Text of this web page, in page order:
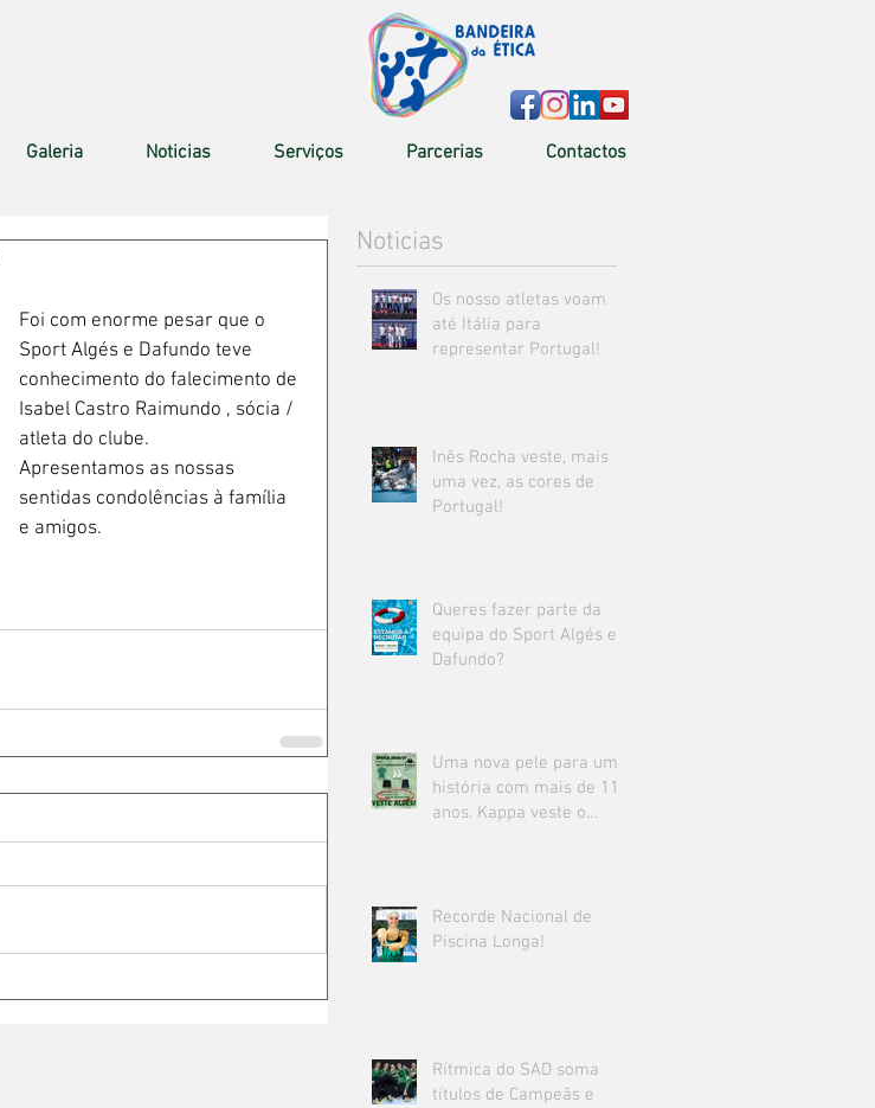
Galeria Noticias Serviços Parcerias Contactos
Foi com enorme pesar que o
Sport Algés e Dafundo teve
conhecimento do falecimento de
Isabel Castro Raimundo , sócia /
atleta do clube.
Apresentamos as nossas
sentidas condolências à família
e amigos.
Noticias
Os nosso atletas voam
até Itália para
representar Portugal!
Inês Rocha veste, mais
uma vez, as cores de
Portugal!
Queres fazer parte da
equipa do Sport Algés e
Dafundo?
Uma nova pele para uma
história com mais de 111
anos. Kappa veste o
Recorde Nacional de
Piscina Longa!
Rítmica do SAD soma
títulos de Campeãs e